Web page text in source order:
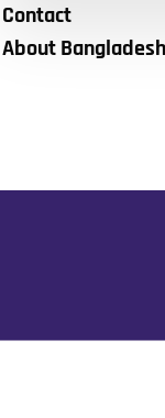
Contact
About Bangladesh